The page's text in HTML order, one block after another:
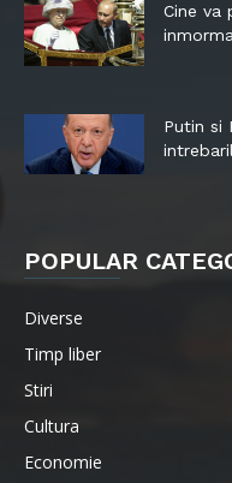
Cine va
Putin si
POPULAR
Diverse
Timp liber
Stiri
Cultura
Economie